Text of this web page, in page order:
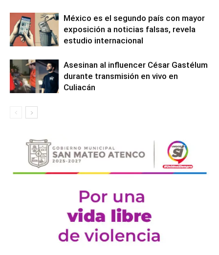
México es el segundo país con mayor
exposición a noticias falsas, revela
estudio internacional
Asesinan al influencer César Gastélum
durante transmisión en vivo en
Culiacán